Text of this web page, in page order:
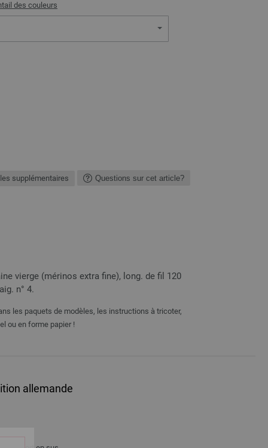
des couleurs
supplémentaires Questions sur cet article?
vierge (mérinos extra fine), long. de fil 120
n° 4.
les paquets de modèles, les instructions à tricoter,
ou en forme papier !
allemande